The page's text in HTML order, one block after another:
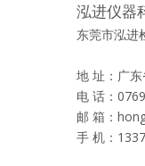
泓进仪器
东莞市泓进
地 址：广
电 话：
邮 箱：
手 机：